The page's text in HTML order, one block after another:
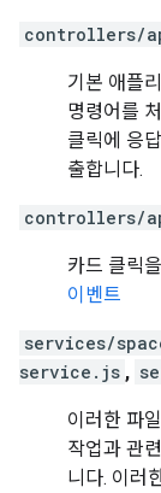
controllers/
기본 애플
명령어를
클릭에 응
출합니다.
controllers/
카드 클릭
이벤트
services/
service.js ,
이러한 파
작업과 관
니다. 이러